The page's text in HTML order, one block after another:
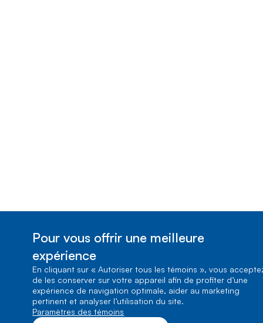
Pour vous offrir une meilleure
expérience
En cliquant sur « Autoriser tous les témoins », vous
de les conserver sur votre appareil afin de profiter d’une
expérience de navigation optimale, aider au marketing
pertinent et analyser l’utilisation du site.
Paramètres des témoins